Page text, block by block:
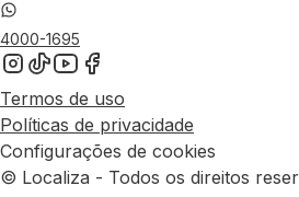
4000-1695
Termos de uso
Políticas de privacidade
Configurações de cookies
© Localiza - Todos os direitos